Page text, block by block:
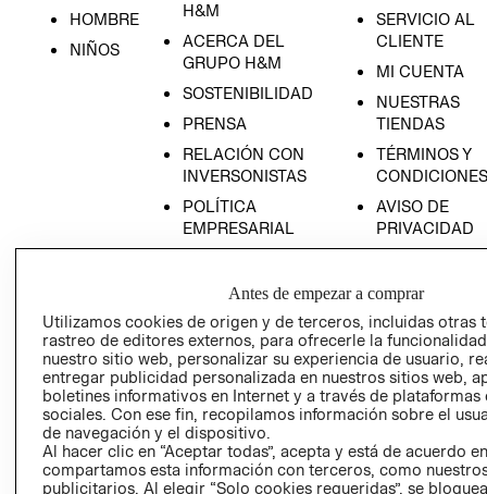
HOMBRE
NIÑOS
H&M
ACERCA DEL
GRUPO H&M
SOSTENIBILIDAD
PRENSA
RELACIÓN CON
INVERSONISTAS
POLÍTICA
EMPRESARIAL
SERVICIO AL
CLIENTE
MI CUENTA
NUESTRAS
TIENDAS
TÉRMINOS Y
CONDICIONES
AVISO DE
PRIVACIDAD
AVISO DE
LIBRO DE
Antes de empezar a comprar
Utilizamos cookies de origen y de terceros, incluidas otras
rastreo de editores externos, para ofrecerle la
nuestro sitio web, personalizar su experiencia de usuario,
entregar publicidad personalizada en nuestros sitios web,
boletines informativos en Internet y a través de plataformas
sociales. Con ese fin, recopilamos información sobre el
de navegación y el dispositivo.
Al hacer clic en “Aceptar todas”, acepta y está de acuerdo
compartamos esta información con terceros, como
publicitarios. Al elegir “Solo cookies requeridas”, se